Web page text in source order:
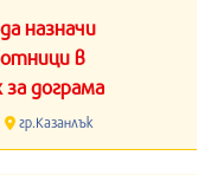
назначи
в
дограма
гр.Казанлък